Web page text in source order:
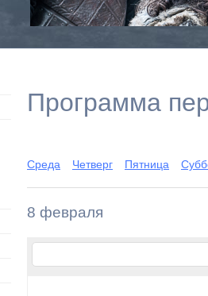
Программа
Среда Четверг Пятница
8 февраля